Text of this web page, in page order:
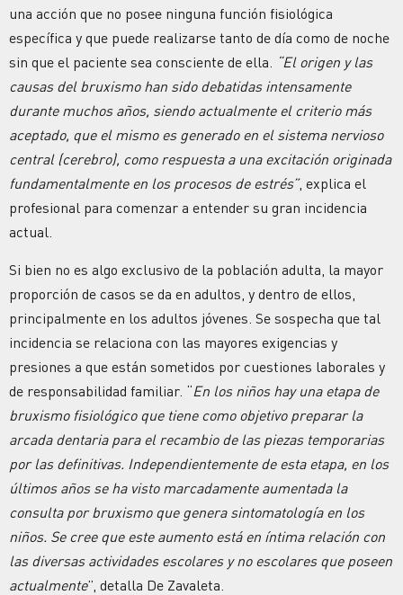
una acción que no posee ninguna función fisiológica
específica y que puede realizarse tanto de día como de noche
sin que el paciente sea consciente de ella. “El origen y las
causas del bruxismo han sido debatidas intensamente
durante muchos años, siendo actualmente el criterio más
aceptado, que el mismo es generado en el sistema nervioso
central (cerebro), como respuesta a una excitación originada
fundamentalmente en los procesos de estrés”, explica el
profesional para comenzar a entender su gran incidencia
actual.
Si bien no es algo exclusivo de la población adulta, la mayor
proporción de casos se da en adultos, y dentro de ellos,
principalmente en los adultos jóvenes. Se sospecha que tal
incidencia se relaciona con las mayores exigencias y
presiones a que están sometidos por cuestiones laborales y
de responsabilidad familiar. “En los niños hay una etapa de
bruxismo fisiológico que tiene como objetivo preparar la
arcada dentaria para el recambio de las piezas temporarias
por las definitivas. Independientemente de esta etapa, en los
últimos años se ha visto marcadamente aumentada la
consulta por bruxismo que genera sintomatología en los
niños. Se cree que este aumento está en íntima relación con
las diversas actividades escolares y no escolares que poseen
actualmente”, detalla De Zavaleta.